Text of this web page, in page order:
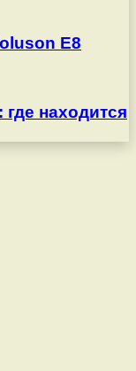
E8
находится